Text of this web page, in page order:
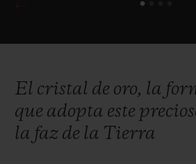
El cristal de oro, la
que adopta este
la faz de la Tierra